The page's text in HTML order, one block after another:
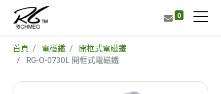
0
首頁 電磁鐵
開框式電磁鐵
RG-O-0730L 開框式電磁鐵